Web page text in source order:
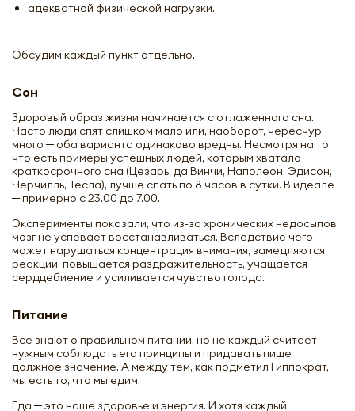
адекватной физической нагрузки.
Обсудим каждый пункт отдельно.
Сон
Здоровый образ жизни начинается с отлаженного сна.
Часто люди спят слишком мало или, наоборот, чересчур
много ─ оба варианта одинаково вредны. Несмотря на то
что есть примеры успешных людей, которым хватало
краткосрочного сна (Цезарь, да Винчи, Наполеон, Эдисон,
Черчилль, Тесла), лучше спать по 8 часов в сутки. В идеале
─ примерно с 23.00 до 7.00.
Эксперименты показали, что из-за хронических недосыпов
мозг не успевает восстанавливаться. Вследствие чего
может нарушаться концентрация внимания, замедляются
реакции, повышается раздражительность, учащается
сердцебиение и усиливается чувство голода.
Питание
Все знают о правильном питании, но не каждый считает
нужным соблюдать его принципы и придавать пище
должное значение. А между тем, как подметил Гиппократ,
мы есть то, что мы едим.
Еда ─ это наше здоровье и энергия. И хотя каждый